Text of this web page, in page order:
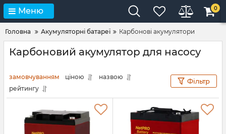
Меню 0
Головна Акумуляторні батареї Карбонові акумулятори
Карбоновий акумулятор для насосу
замовчуванням ціною
назвою
рейтингу
Фільтр